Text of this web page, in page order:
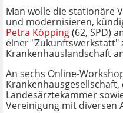
Man wolle die stationäre
und modernisieren,
Petra Köpping(62, SPD)
einer "Zukunftswerkstatt"
Krankenhauslandschaft
An sechs Online-
Landesärztekammer
Vereinigung mit diversen